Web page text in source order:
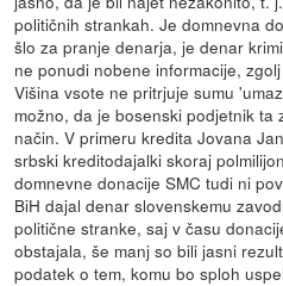
političnih strankah. Je domnevna
šlo za pranje denarja, je denar
ne ponudi nobene informacije,
Višina vsote ne pritrjuje sumu
možno, da je bosenski podjetnik ta
način. V primeru kredita Jovana
srbski kreditodajalki skoraj
domnevne donacije SMC tudi ni
BiH dajal denar slovenskemu
politične stranke, saj v času
obstajala, še manj so bili jasni
podatek o tem, komu bo sploh